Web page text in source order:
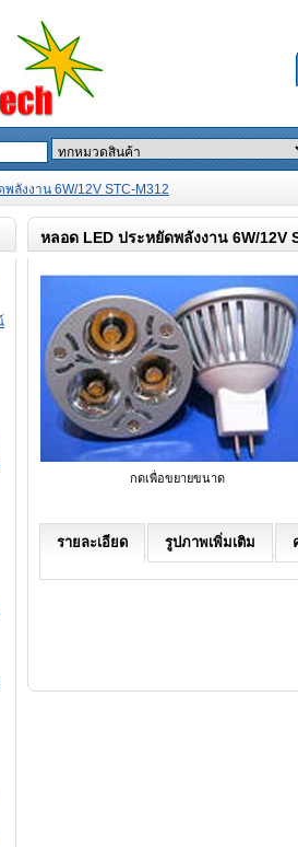
ลังงาน 6W/12V STC-M312
หลอด LED ประหยัดพลังงาน 6W/12V
กดเพื่อขยายขนาด
รายละเอียด รูปภาพเพิ่มเติม